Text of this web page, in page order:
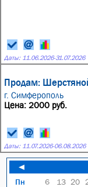
Даты: 11.06.2026-31.07.2026
Продам:
г. Симферополь
Цена: 2000 руб.
Даты: 11.07.2026-06.08.2026
◄
Пн
6 13 20